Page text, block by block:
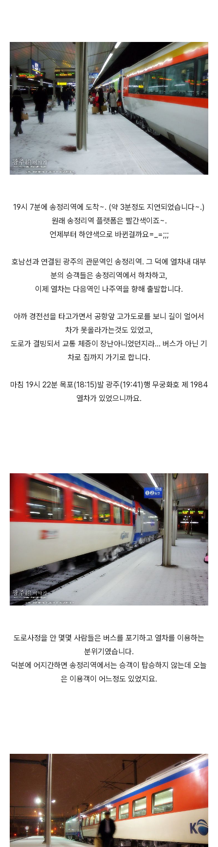
19시 7분에 송정리역에 도착~. (약 3분정도 지연되었습니다~.)
원래 송정리역 플랫폼은 빨간색이죠~.
언제부터 하얀색으로 바뀐걸까요=_=;;;
호남선과 연결된 광주의 관문역인 송정리역. 그 덕에 열차내 대부
분의 승객들은 송정리역에서 하차하고,
이제 열차는 다음역인 나주역을 향해 출발합니다.
아까 경전선을 타고가면서 공항앞 고가도로를 보니 길이 얼어서
차가 못올라가는것도 있었고,
도로가 결빙되서 교통 체증이 장난아니었던지라... 버스가 아닌 기
차로 집까지 가기로 합니다.
마침 19시 22분 목포(18:15)발 광주(19:41)행 무궁화호 제 1984
열차가 있었으니까요.
도로사정을 안 몇몇 사람들은 버스를 포기하고 열차를 이용하는
분위기였습니다.
덕분에 어지간하면 송정리역에서는 승객이 탑승하지 않는데 오늘
은 이용객이 어느정도 있었지요.